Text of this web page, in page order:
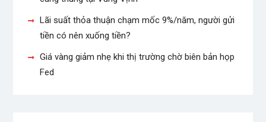
Lãi suất thỏa thuận chạm mốc 9%/năm, người gửi
tiền có nên xuống tiền?
Giá vàng giảm nhẹ khi thị trường chờ biên bản họp
Fed